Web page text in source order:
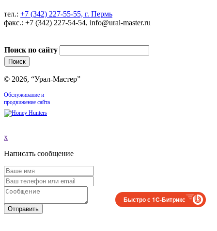
тел.: +7 (342) 227-55-55, г. Пермь
факс.: +7 (342) 227-54-54, info@ural-master.ru
Поиск по сайту
© 2026, “Урал-Мастер”
Обслуживание и
продвижение сайта
x
Написать сообщение
Отправить
Быстро с 1С-Битрикс